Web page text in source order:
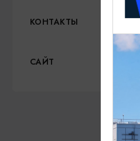
КОНТАКТЫ
САЙТ